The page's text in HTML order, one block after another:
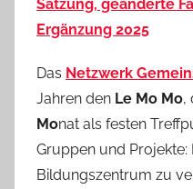
Satzung, geänderte
Ergänzung 2025
Das Netzwerk
Jahren den Le Mo Mo,
Monat als festen
Gruppen und
Bildungszentrum zu